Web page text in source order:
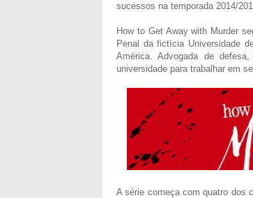
sucessos na temporada 2014/
How to Get Away with Murder
Penal da fictícia Universidade
América. Advogada de
universidade para trabalhar em
A série começa com quatro dos